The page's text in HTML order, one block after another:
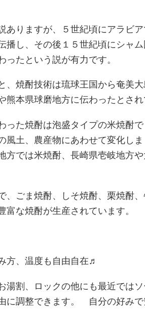
ありますが、５世紀頃にアラビ
播し、その後１５世紀頃にシャ
ったという説が有力です。
、焼酎技術は琉球王国から奄美
熊本県球磨地方に伝わったとされ
った焼酎は泡盛タイプの米焼酎
風土、農産物にあわせて変化し
方では米焼酎、長崎県壱岐地方
、ごま焼酎、しそ焼酎、栗焼酎
富な焼酎が生産されています。
方、温度も自由自在♬
湯割、ロックの他にも最近ではソ
に調整できます。 自分の好み